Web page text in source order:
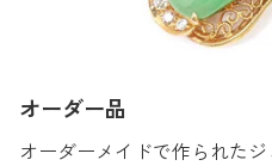
オーダー品
オーダーメイドで作られた